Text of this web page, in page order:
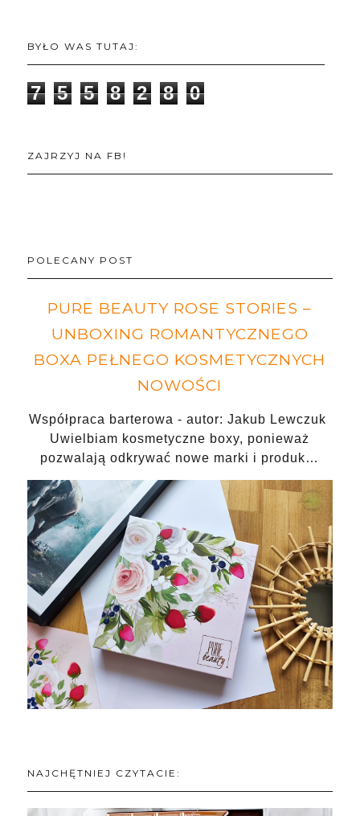
BYŁO WAS TUTAJ:
7 5 5 8 2 8 0
ZAJRZYJ NA FB!
POLECANY POST
PURE BEAUTY ROSE STORIES –
UNBOXING ROMANTYCZNEGO
BOXA PEŁNEGO KOSMETYCZNYCH
NOWOŚCI
Współpraca barterowa - autor: Jakub Lewczuk
Uwielbiam kosmetyczne boxy, ponieważ
pozwalają odkrywać nowe marki i produk…
NAJCHĘTNIEJ CZYTACIE: